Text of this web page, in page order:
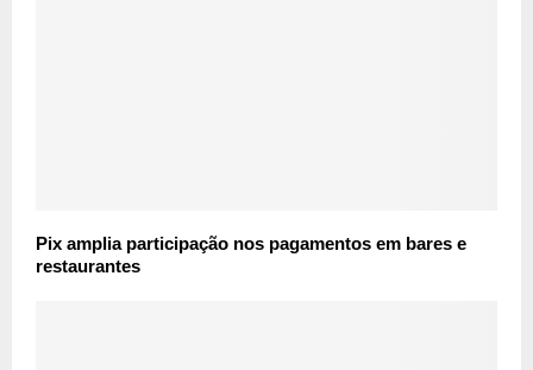
Pix amplia participação nos pagamentos em bares e
restaurantes